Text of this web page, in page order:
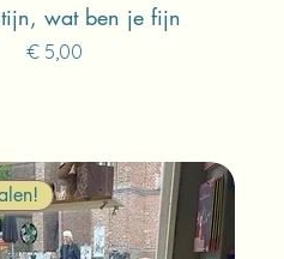
wat ben je fijn
Prijs
€ 5,00